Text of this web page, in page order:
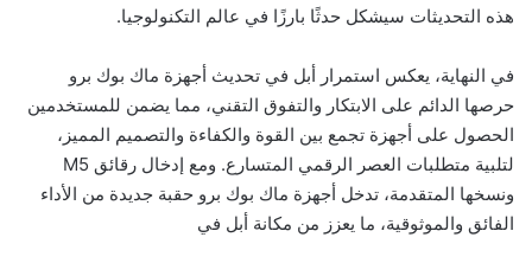
هذه التحديثات سيشكل حدثًا بارزًا في عالم التكنولوجيا.
في النهاية، يعكس استمرار أبل في تحديث أجهزة ماك بوك برو
حرصها الدائم على الابتكار والتفوق التقني، مما يضمن للمستخدمين
الحصول على أجهزة تجمع بين القوة والكفاءة والتصميم المميز،
لتلبية متطلبات العصر الرقمي المتسارع. ومع إدخال رقائق M5
ونسخها المتقدمة، تدخل أجهزة ماك بوك برو حقبة جديدة من الأداء
الفائق والموثوقية، ما يعزز من مكانة أبل في